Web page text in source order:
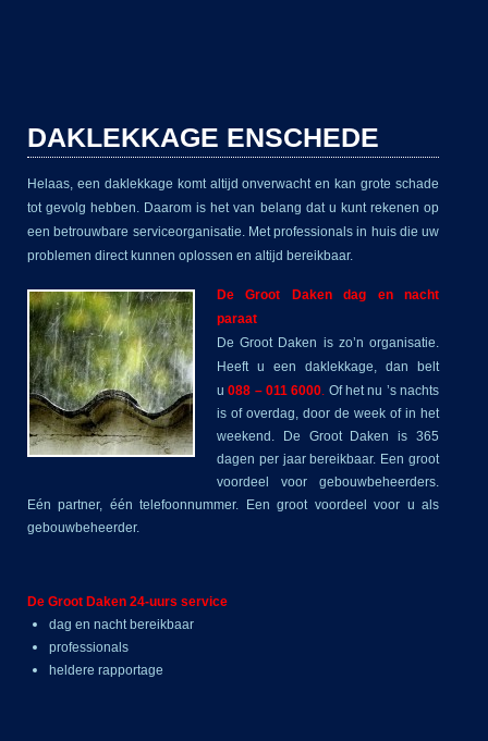
DAKLEKKAGE ENSCHEDE
Helaas, een daklekkage komt altijd onverwacht en kan grote schade
tot gevolg hebben. Daarom is het van belang dat u kunt rekenen op
een betrouwbare serviceorganisatie. Met professionals in huis die uw
problemen direct kunnen oplossen en altijd bereikbaar.
De Groot Daken dag en nacht
paraat
De Groot Daken is zo’n organisatie.
Heeft u een daklekkage, dan belt
u088 – 011 6000 Of het nu ’s nachts
is of overdag, door de week of in het
weekend. De Groot Daken is 365
dagen per jaar bereikbaar. Een groot
voordeel voor gebouwbeheerders.
Eén partner, één telefoonnummer. Een groot voordeel voor u als
gebouwbeheerder.
De Groot Daken 24-uurs service
dag en nacht bereikbaar
professionals
heldere rapportage